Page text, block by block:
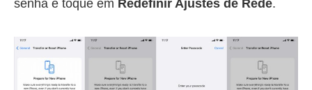
senha e toque em Redefinir Ajustes de Rede.